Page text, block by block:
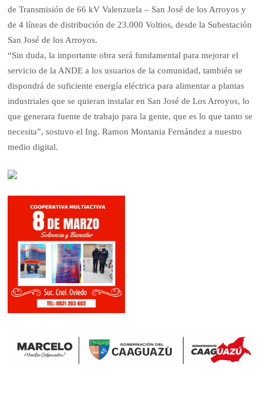
de Transmisión de 66 kV Valenzuela – San José de los Arroyos y
de 4 líneas de distribución de 23.000 Voltios, desde la Subestación
San José de los Arroyos.
“Sin duda, la importante obra será fundamental para mejorar el
servicio de la ANDE a los usuarios de la comunidad, también se
dispondrá de suficiente energía eléctrica para alimentar a plantas
industriales que se quieran instalar en San José de Los Arroyos, lo
que generara fuente de trabajo para la gente, que es lo que tanto se
necesita”, sostuvo el Ing. Ramon Montania Fernández a nuestro
medio digital.